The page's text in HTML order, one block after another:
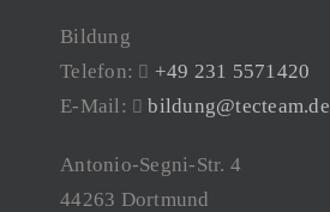
Bildung
Telefon:
+49 231 5571420
E-Mail:
bildung@tecteam.de
Antonio-Segni-Str. 4
44263 Dortmund